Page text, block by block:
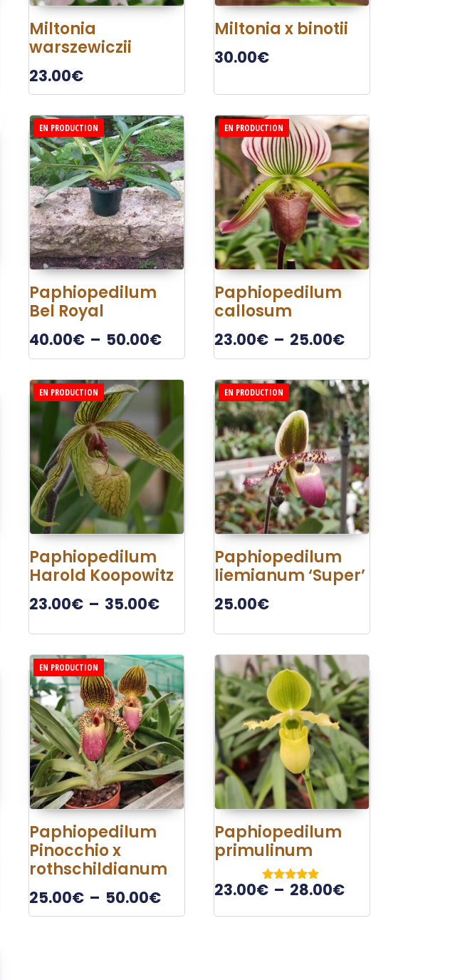
Miltonia
warszewiczii
23.00€
Miltonia x binotii
30.00€
EN PRODUCTION
Paphiopedilum
Bel Royal
40.00€ – 50.00€
EN PRODUCTION
Paphiopedilum
callosum
23.00€ – 25.00€
EN PRODUCTION
Paphiopedilum
Harold Koopowitz
23.00€ – 35.00€
EN PRODUCTION
Paphiopedilum
liemianum ‘Super’
25.00€
EN PRODUCTION
Paphiopedilum
Pinocchio x
rothschildianum
25.00€ – 50.00€
Paphiopedilum
primulinum
Note
23.00€ – 28.00€